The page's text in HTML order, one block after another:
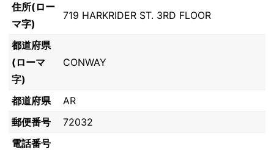
住所(ロー
マ字)
719 HARKRIDER ST. 3RD FLOOR
都道府県
(ローマ
字)
CONWAY
都道府県
AR
郵便番号
72032
電話番号